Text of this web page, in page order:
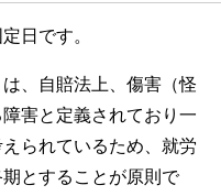
日です。
、自賠法上、傷害（怪
害と定義されており一
られているため、就労
とすることが原則で